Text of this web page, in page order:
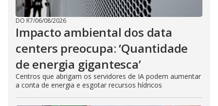
DO R7/06/08/2026
Impacto ambiental dos data
centers preocupa: ‘Quantidade
de energia gigantesca’
Centros que abrigam os servidores de IA podem aumentar
a conta de energia e esgotar recursos hídricos